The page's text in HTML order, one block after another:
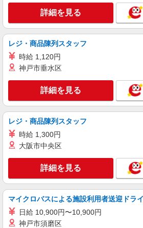
詳細を見る
レジ・商品陳列スタッフ
時給 1,120円
神戸市垂水区
詳細を見る
レジ・商品陳列スタッフ
時給 1,300円
大阪市中央区
詳細を見る
マイクロバスによる施設利用者送迎ドラ
日給 10,900円〜10,900円
神戸市須磨区